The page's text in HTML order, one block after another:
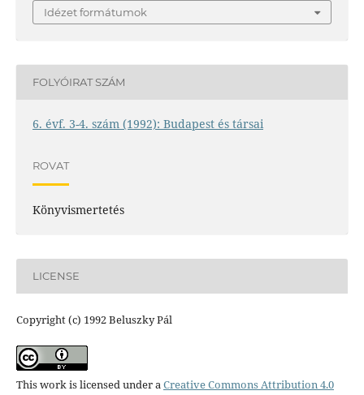
Idézet formátumok
FOLYÓIRAT SZÁM
6. évf. 3-4. szám (1992): Budapest és társai
ROVAT
Könyvismertetés
LICENSE
Copyright (c) 1992 Beluszky Pál
This work is licensed under aCreative Commons Attribution 4.0